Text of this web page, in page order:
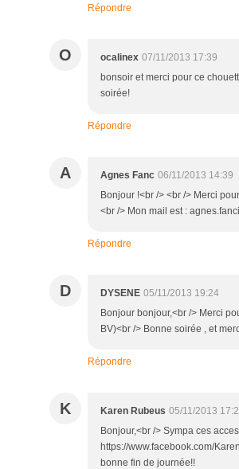
Répondre
O ocalinex 07/11/2013 17:39
bonsoir et merci pour ce
soirée!
Répondre
A Agnes Fanc 06/11/2013 14:39
Bonjour !<br /> <br /> Merci
<br /> Mon mail est :
Répondre
D DYSENE 05/11/2013 19:24
Bonjour bonjour,<br /> Merci
BV)<br /> Bonne soirée , et
Répondre
K Karen Rubeus 05/11/2013
Bonjour,<br /> Sympa ces
https://www.facebook.com/
bonne fin de journée!!